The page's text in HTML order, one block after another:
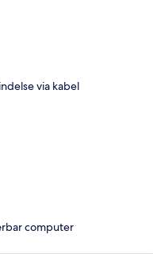
via kabel
computer